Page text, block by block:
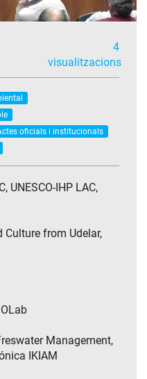
4
visualitzacions
oficials i institucionals
UNESCO-IHP LAC,
Culture from Udelar,
Management,
IKIAM